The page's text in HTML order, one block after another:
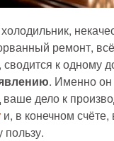
ремонт,
сводится к одному
. Именно он
ваше дело к
и, в конечном
пользу.